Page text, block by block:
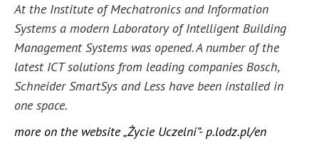
At the Institute of Mechatronics and Information
Systems a modern Laboratory of Intelligent Building
Management Systems was opened. A number of the
latest ICT solutions from leading companies Bosch,
Schneider SmartSys and Less have been installed in
one space.
more on the website „Życie Uczelni”- p.lodz.pl/en